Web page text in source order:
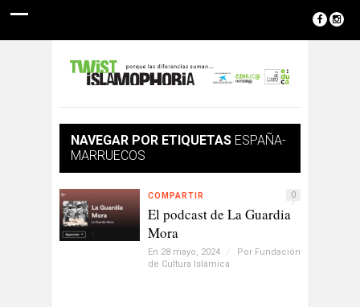
NAVEGAR POR ETIQUETAS ESPAÑA-
MARRUECOS
COMPARTIR 0
El podcast de La Guardia
Mora
En 28 mayo, 2024 / Por Fundación
de Cultura Islámica